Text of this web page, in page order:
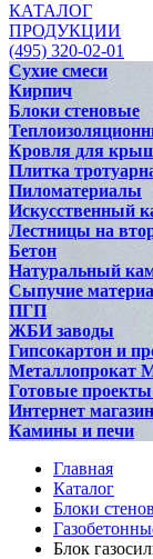
КАТАЛОГ
ПРОДУКЦИИ
(495) 320-02-01
Сухие смеси
Кирпич
Блоки стеновые
Кровля для
Плитка
Пиломатериалы
Искусственный
Лестницы на
Бетон
Натуральный
Сыпучие
ПГП
ЖБИ заводы
Гипсокартон и
Металлопрокат
Готовые
Интернет
Камины и печи
Главная
Каталог
Блоки
Блок